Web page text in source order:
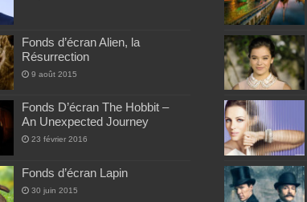
Fonds d’écran Alien, la
Résurrection
9 août 2015
Fonds D’écran The Hobbit –
An Unexpected Journey
23 février 2016
Fonds d’écran Lapin
30 juin 2015